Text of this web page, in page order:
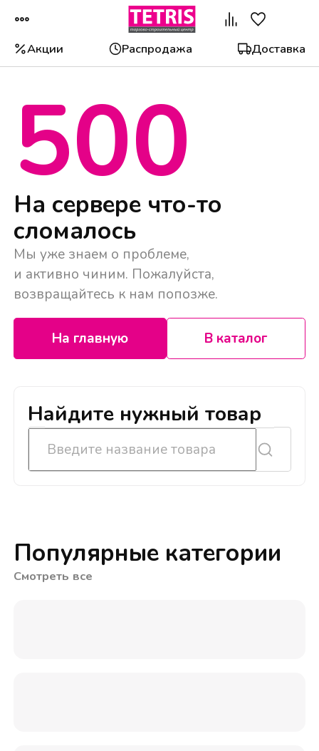
Акции Распродажа Доставка
500
На сервере что-то
сломалось
Мы уже знаем о проблеме,
и активно чиним. Пожалуйста,
возвращайтесь к нам попозже.
На главную В каталог
Найдите нужный товар
Популярные категории
Смотреть все